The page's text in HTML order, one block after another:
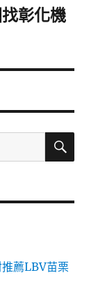
彰化機
搜
薦LBV苗栗